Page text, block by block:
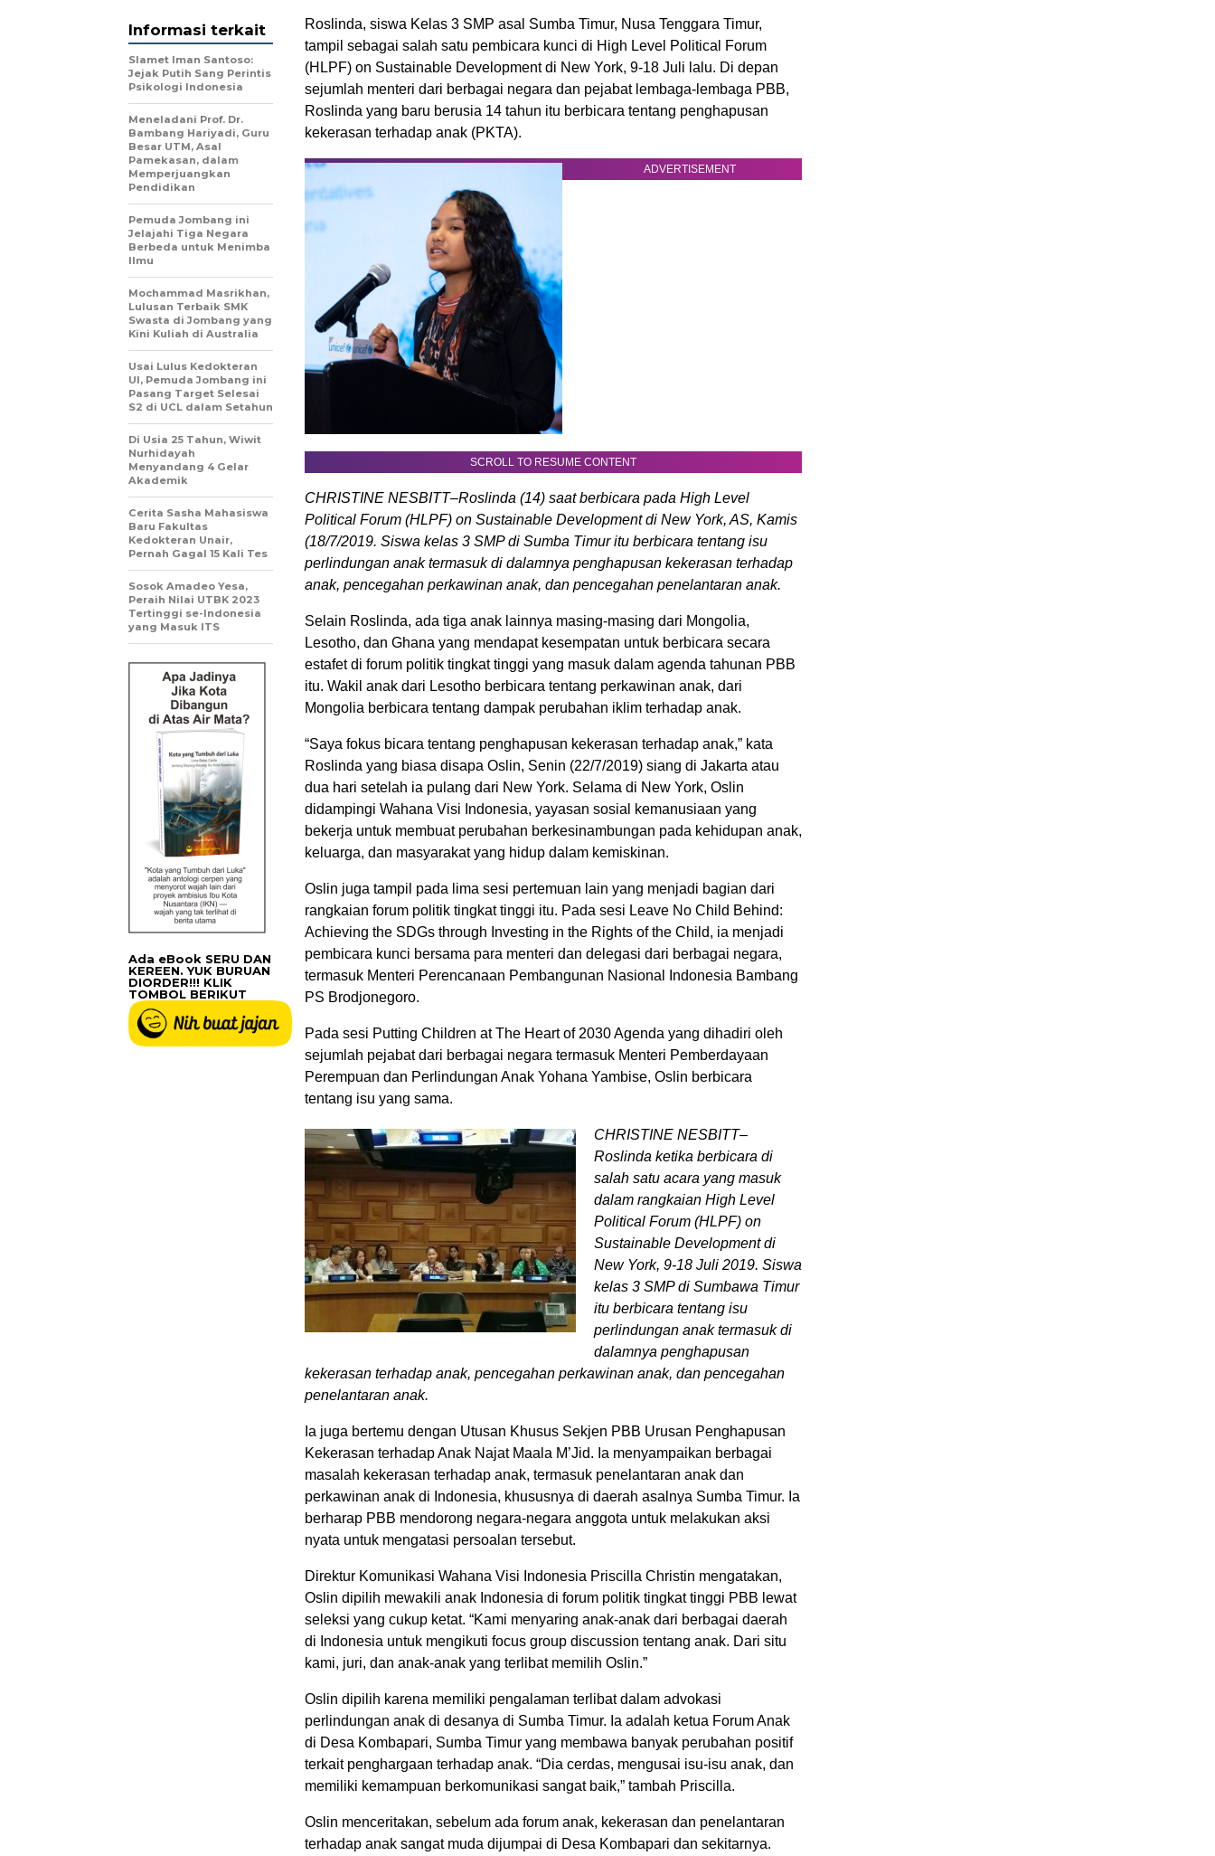
Roslinda, siswa Kelas 3 SMP asal Sumba Timur, Nusa Tenggara Timur,
tampil sebagai salah satu pembicara kunci di High Level Political Forum
(HLPF) on Sustainable Development di New York, 9-18 Juli lalu. Di depan
sejumlah menteri dari berbagai negara dan pejabat lembaga-lembaga PBB,
Roslinda yang baru berusia 14 tahun itu berbicara tentang penghapusan
kekerasan terhadap anak (PKTA).
ADVERTISEMENT
SCROLL TO RESUME CONTENT
CHRISTINE NESBITT–Roslinda (14) saat berbicara pada High Level
Political Forum (HLPF) on Sustainable Development di New York, AS, Kamis
(18/7/2019. Siswa kelas 3 SMP di Sumba Timur itu berbicara tentang isu
perlindungan anak termasuk di dalamnya penghapusan kekerasan terhadap
anak, pencegahan perkawinan anak, dan pencegahan penelantaran anak.
Selain Roslinda, ada tiga anak lainnya masing-masing dari Mongolia,
Lesotho, dan Ghana yang mendapat kesempatan untuk berbicara secara
estafet di forum politik tingkat tinggi yang masuk dalam agenda tahunan PBB
itu. Wakil anak dari Lesotho berbicara tentang perkawinan anak, dari
Mongolia berbicara tentang dampak perubahan iklim terhadap anak.
“Saya fokus bicara tentang penghapusan kekerasan terhadap anak,” kata
Roslinda yang biasa disapa Oslin, Senin (22/7/2019) siang di Jakarta atau
dua hari setelah ia pulang dari New York. Selama di New York, Oslin
didampingi Wahana Visi Indonesia, yayasan sosial kemanusiaan yang
bekerja untuk membuat perubahan berkesinambungan pada kehidupan anak,
keluarga, dan masyarakat yang hidup dalam kemiskinan.
Oslin juga tampil pada lima sesi pertemuan lain yang menjadi bagian dari
rangkaian forum politik tingkat tinggi itu. Pada sesi Leave No Child Behind:
Achieving the SDGs through Investing in the Rights of the Child, ia menjadi
pembicara kunci bersama para menteri dan delegasi dari berbagai negara,
termasuk Menteri Perencanaan Pembangunan Nasional Indonesia Bambang
PS Brodjonegoro.
Pada sesi Putting Children at The Heart of 2030 Agenda yang dihadiri oleh
sejumlah pejabat dari berbagai negara termasuk Menteri Pemberdayaan
Perempuan dan Perlindungan Anak Yohana Yambise, Oslin berbicara
tentang isu yang sama.
CHRISTINE NESBITT–
Roslinda ketika berbicara di
salah satu acara yang masuk
dalam rangkaian High Level
Political Forum (HLPF) on
Sustainable Development di
New York, 9-18 Juli 2019. Siswa
kelas 3 SMP di Sumbawa Timur
itu berbicara tentang isu
perlindungan anak termasuk di
dalamnya penghapusan
kekerasan terhadap anak, pencegahan perkawinan anak, dan pencegahan
penelantaran anak.
Ia juga bertemu dengan Utusan Khusus Sekjen PBB Urusan Penghapusan
Kekerasan terhadap Anak Najat Maala M’Jid. Ia menyampaikan berbagai
masalah kekerasan terhadap anak, termasuk penelantaran anak dan
perkawinan anak di Indonesia, khususnya di daerah asalnya Sumba Timur. Ia
berharap PBB mendorong negara-negara anggota untuk melakukan aksi
nyata untuk mengatasi persoalan tersebut.
Direktur Komunikasi Wahana Visi Indonesia Priscilla Christin mengatakan,
Oslin dipilih mewakili anak Indonesia di forum politik tingkat tinggi PBB lewat
seleksi yang cukup ketat. “Kami menyaring anak-anak dari berbagai daerah
di Indonesia untuk mengikuti focus group discussion tentang anak. Dari situ
kami, juri, dan anak-anak yang terlibat memilih Oslin.”
Oslin dipilih karena memiliki pengalaman terlibat dalam advokasi
perlindungan anak di desanya di Sumba Timur. Ia adalah ketua Forum Anak
di Desa Kombapari, Sumba Timur yang membawa banyak perubahan positif
terkait penghargaan terhadap anak. “Dia cerdas, mengusai isu-isu anak, dan
memiliki kemampuan berkomunikasi sangat baik,” tambah Priscilla.
Oslin menceritakan, sebelum ada forum anak, kekerasan dan penelantaran
terhadap anak sangat muda dijumpai di Desa Kombapari dan sekitarnya.
Informasi terkait
Slamet Iman Santoso:
Jejak Putih Sang Perintis
Psikologi Indonesia
Meneladani Prof. Dr.
Bambang Hariyadi, Guru
Besar UTM, Asal
Pamekasan, dalam
Memperjuangkan
Pendidikan
Pemuda Jombang ini
Jelajahi Tiga Negara
Berbeda untuk Menimba
Ilmu
Mochammad Masrikhan,
Lulusan Terbaik SMK
Swasta di Jombang yang
Kini Kuliah di Australia
Usai Lulus Kedokteran
UI, Pemuda Jombang ini
Pasang Target Selesai
S2 di UCL dalam Setahun
Di Usia 25 Tahun, Wiwit
Nurhidayah
Menyandang 4 Gelar
Akademik
Cerita Sasha Mahasiswa
Baru Fakultas
Kedokteran Unair,
Pernah Gagal 15 Kali Tes
Sosok Amadeo Yesa,
Peraih Nilai UTBK 2023
Tertinggi se-Indonesia
yang Masuk ITS
Ada eBook SERU DAN
KEREEN. YUK BURUAN
DIORDER!!! KLIK
TOMBOL BERIKUT